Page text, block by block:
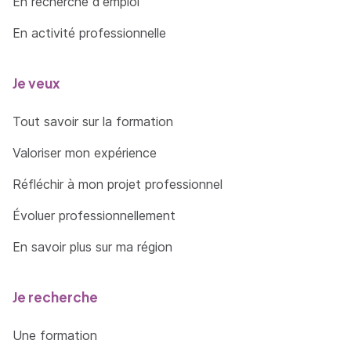
Créer des Listes Personnalisées
Utiliser le Mode Plan
Excel et avec Word
Feuilles de Calcul
MODULE 11 : PERSONNALISATION DES
GRAPHIQUES
Création et Gestion de Tableaux Croisés
En activité professionnelle
Je veux
Tout savoir sur la formation
Valoriser mon expérience
Réfléchir à mon projet professionnel
Évoluer professionnellement
En savoir plus sur ma région
Je recherche
Une formation